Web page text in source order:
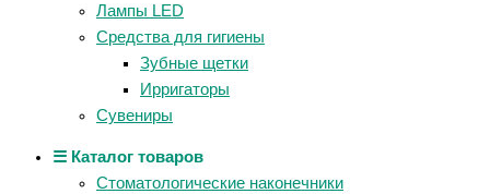
Лампы LED
Средства для гигиены
Зубные щетки
Ирригаторы
Сувениры
☰ Каталог товаров
Стоматологические наконечники